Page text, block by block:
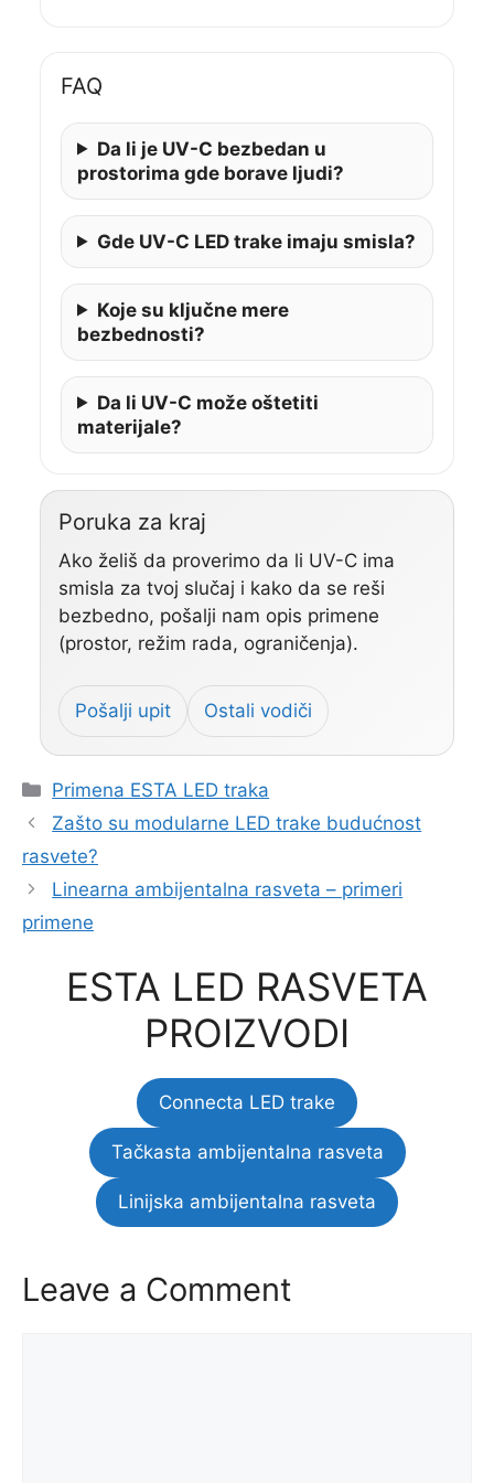
FAQ
Da li je UV-C bezbedan u
prostorima gde borave ljudi?
Gde UV-C LED trake imaju smisla?
Koje su ključne mere
bezbednosti?
Da li UV-C može oštetiti
materijale?
Poruka za kraj
Ako želiš da proverimo da li UV-C ima
smisla za tvoj slučaj i kako da se reši
bezbedno, pošalji nam opis primene
(prostor, režim rada, ograničenja).
Pošalji upit Ostali vodiči
Categories
Primena ESTA LED traka
Zašto su modularne LED trake budućnost
rasvete?
Linearna ambijentalna rasveta – primeri
primene
ESTA LED RASVETA
PROIZVODI
Connecta LED trake
Tačkasta ambijentalna rasveta
Linijska ambijentalna rasveta
Leave a Comment